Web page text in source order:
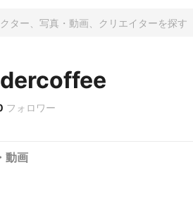
フォロワー
動画